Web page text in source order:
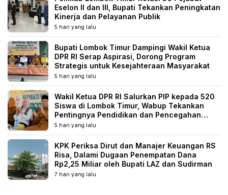
Eselon II dan III, Bupati Tekankan Peningkatan
Kinerja dan Pelayanan Publik
5 hari yang lalu
Bupati Lombok Timur Dampingi Wakil Ketua
DPR RI Serap Aspirasi, Dorong Program
Strategis untuk Kesejahteraan Masyarakat
5 hari yang lalu
Wakil Ketua DPR RI Salurkan PIP kepada 520
Siswa di Lombok Timur, Wabup Tekankan
Pentingnya Pendidikan dan Pencegahan
Perkawinan Anak
5 hari yang lalu
KPK Periksa Dirut dan Manajer Keuangan RS
Risa, Dalami Dugaan Penempatan Dana
Rp2,25 Miliar oleh Bupati LAZ dan Sudirman
7 hari yang lalu